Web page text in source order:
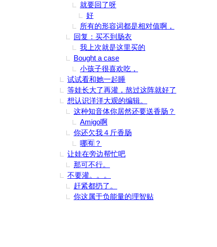
就要回了呀
好
所有的形容词都是相对值啊，
回复：买不到肠衣
我上次就是这里买的
Bought a case
小孩子很喜欢吃，
试试看和她一起睡
等娃长大了再灌，熬过这阵就好了
想认识洋洋大观的编辑。
这种知音体你居然还要送香肠？
Amigo啊
你还欠我４斤香肠
哪🈶？
让娃在旁边帮忙吧
那可不行。
不要灌。。。
赶紧都扔了。
你这属于负能量的理智贴